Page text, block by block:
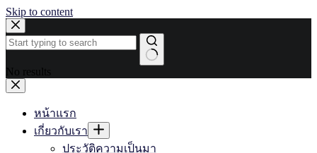
Skip to content
No results
หน้าแรก
เกี่ยวกับเรา
ประวัติความเป็นมา